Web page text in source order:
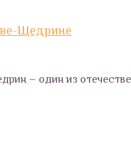
Щедрине
– один из